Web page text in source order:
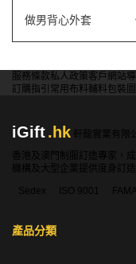
做男背心外套
服務條款私人政策客戶 網站
訂購指引 常用布料輔料包裝
iGift.hk
軒龍實業有限
香港及澳門制服訂造專家，
機構及大型企業提供度身訂
Sedex
ISO 9001
產品分類